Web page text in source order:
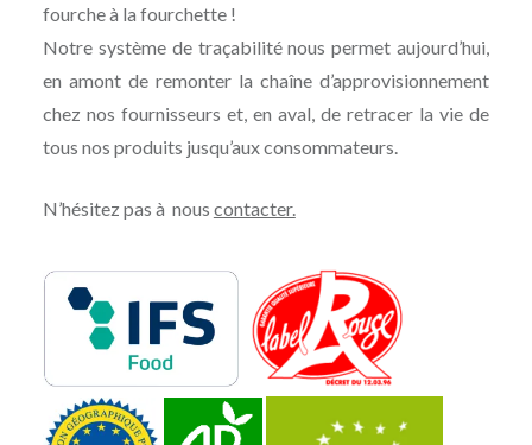
fourche à la fourchette !
Notre système de traçabilité nous permet aujourd’hui,
en amont de remonter la chaîne d’approvisionnement
chez nos fournisseurs et, en aval, de retracer la vie de
tous nos produits jusqu’aux consommateurs.
N’hésitez pas à nous contacter.